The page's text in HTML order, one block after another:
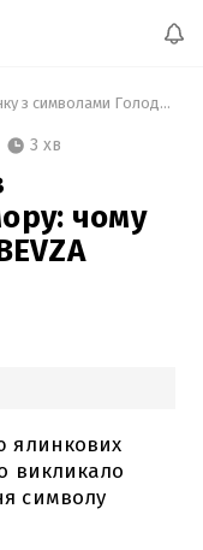
Іграшки на ялинку з символами Голодомору: чому український бренд BEVZA вляпався в скандал
3 хв
чому
ялинкових
викликало
символу